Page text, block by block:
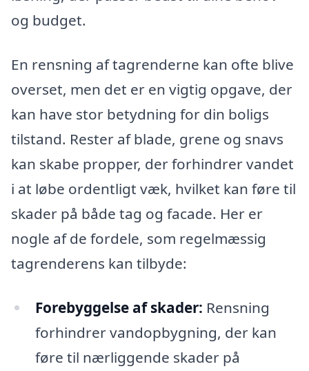
og budget.
En rensning af tagrenderne kan ofte blive
overset, men det er en vigtig opgave, der
kan have stor betydning for din boligs
tilstand. Rester af blade, grene og snavs
kan skabe propper, der forhindrer vandet
i at løbe ordentligt væk, hvilket kan føre til
skader på både tag og facade. Her er
nogle af de fordele, som regelmæssig
tagrenderens kan tilbyde:
Forebyggelse af skader: Rensning
forhindrer vandopbygning, der kan
føre til nærliggende skader på